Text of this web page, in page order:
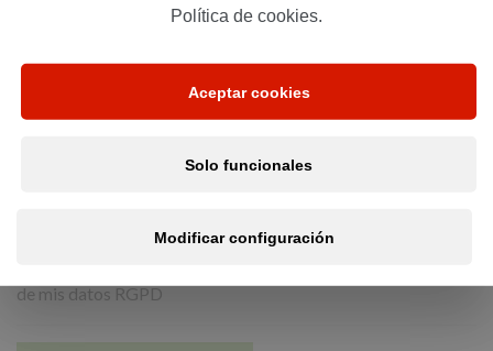
Política de cookies.
Aceptar cookies
Solo funcionales
Modificar configuración
de mis datos RGPD